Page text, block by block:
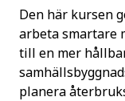
Den här kursen
arbeta smartare
till en mer
planera